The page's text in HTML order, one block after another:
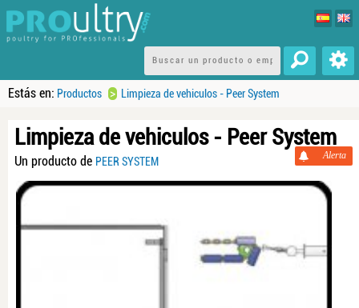
Estás en: Productos > Limpieza de vehiculos - Peer System
Limpieza de vehiculos - Peer System
Alerta
Un producto de PEER SYSTEM